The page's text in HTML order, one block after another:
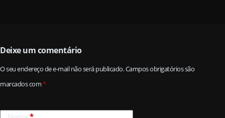
Deixe um comentário
O seu endereço de e-mail não será publicado.Campos obrigatórios são
marcados com*